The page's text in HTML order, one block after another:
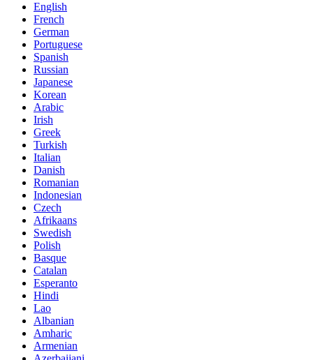
English
French
German
Portuguese
Spanish
Russian
Japanese
Korean
Arabic
Irish
Greek
Turkish
Italian
Danish
Romanian
Indonesian
Czech
Afrikaans
Swedish
Polish
Basque
Catalan
Esperanto
Hindi
Lao
Albanian
Amharic
Armenian